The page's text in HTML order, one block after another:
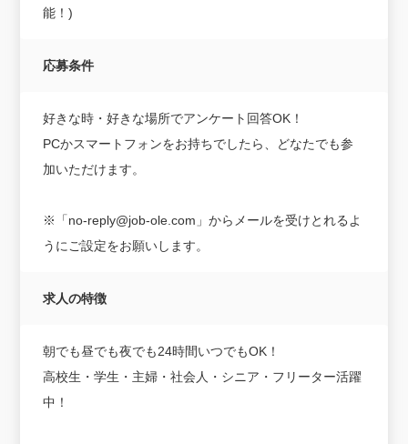
能！)
応募条件
好きな時・好きな場所でアンケート回答OK！
PCかスマートフォンをお持ちでしたら、どなたでも参
加いただけます。
※「no-reply@job-ole.com」からメールを受けとれるよ
うにご設定をお願いします。
求人の特徴
朝でも昼でも夜でも24時間いつでもOK！
高校生・学生・主婦・社会人・シニア・フリーター活躍
中！